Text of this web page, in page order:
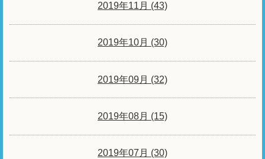
2019年11月 (43)
2019年10月 (30)
2019年09月 (32)
2019年08月 (15)
2019年07月 (30)